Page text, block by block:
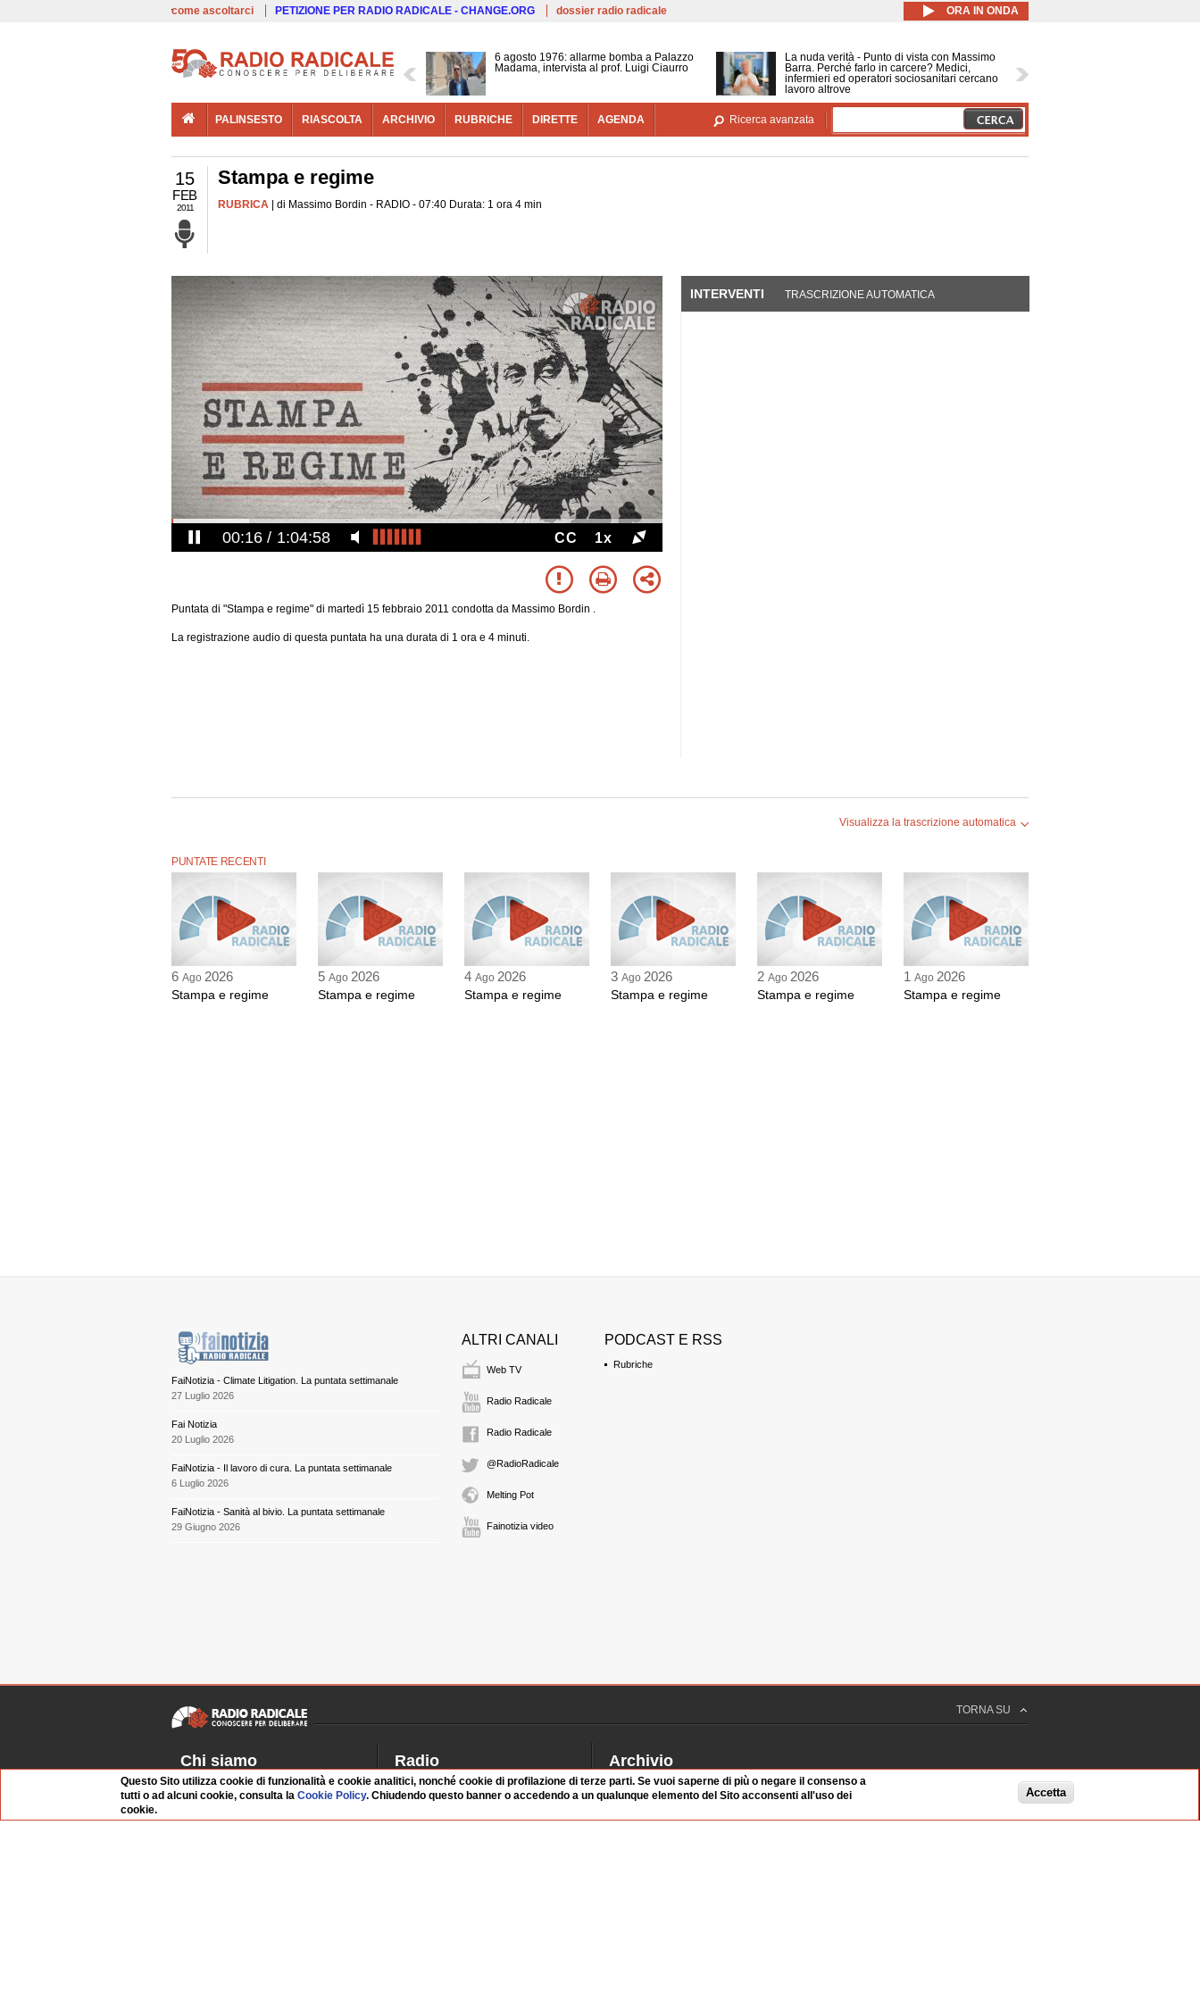
Salta al contenuto principale
come ascoltarci PETIZIONE PER RADIO RADICALE - CHANGE.ORG dossier radio radicale ORA IN ONDA
6 agosto 1976: allarme bomba a Palazzo
Madama, intervista al prof. Luigi Ciaurro
La nuda verità - Punto di vista con Massimo
Barra. Perché farlo in carcere? Medici,
infermieri ed operatori sociosanitari cercano
lavoro altrove
PALINSESTO RIASCOLTA ARCHIVIO RUBRICHE DIRETTE AGENDA Ricerca avanzata
15
FEB
2011
Stampa e regime
RUBRICA | di Massimo Bordin - RADIO - 07:40 Durata: 1 ora 4 min
00:16 1:04:58 CC 1x
Puntata di "Stampa e regime" di martedì 15 febbraio 2011 condotta da Massimo Bordin .
La registrazione audio di questa puntata ha una durata di 1 ora e 4 minuti.
INTERVENTI (SCHEDA ATTIVA)
TRASCRIZIONE AUTOMATICA
Visualizza la trascrizione automatica
PUNTATE RECENTI
6 Ago 2026
Stampa e regime
5 Ago 2026
Stampa e regime
4 Ago 2026
Stampa e regime
3 Ago 2026
Stampa e regime
2 Ago 2026
Stampa e regime
1 Ago 2026
Stampa e regime
FaiNotizia - Climate Litigation. La puntata settimanale
27 Luglio 2026
Fai Notizia
20 Luglio 2026
FaiNotizia - Il lavoro di cura. La puntata settimanale
6 Luglio 2026
FaiNotizia - Sanità al bivio. La puntata settimanale
29 Giugno 2026
ALTRI CANALI
Web TV
Radio Radicale
Radio Radicale
@RadioRadicale
Melting Pot
Fainotizia video
PODCAST E RSS
Rubriche
TORNA SU
Chi siamo
Dossier Radio Radicale
Radio
Palinsesto
Archivio
Videoparlamento
Questo Sito utilizza cookie di funzionalità e cookie analitici, nonché cookie di profilazione di terze parti. Se vuoi saperne di più o negare il consenso a
tutti o ad alcuni cookie, consulta laCookie Policy. Chiudendo questo banner o accedendo a un qualunque elemento del Sito acconsenti all'uso dei
cookie.
Accetta